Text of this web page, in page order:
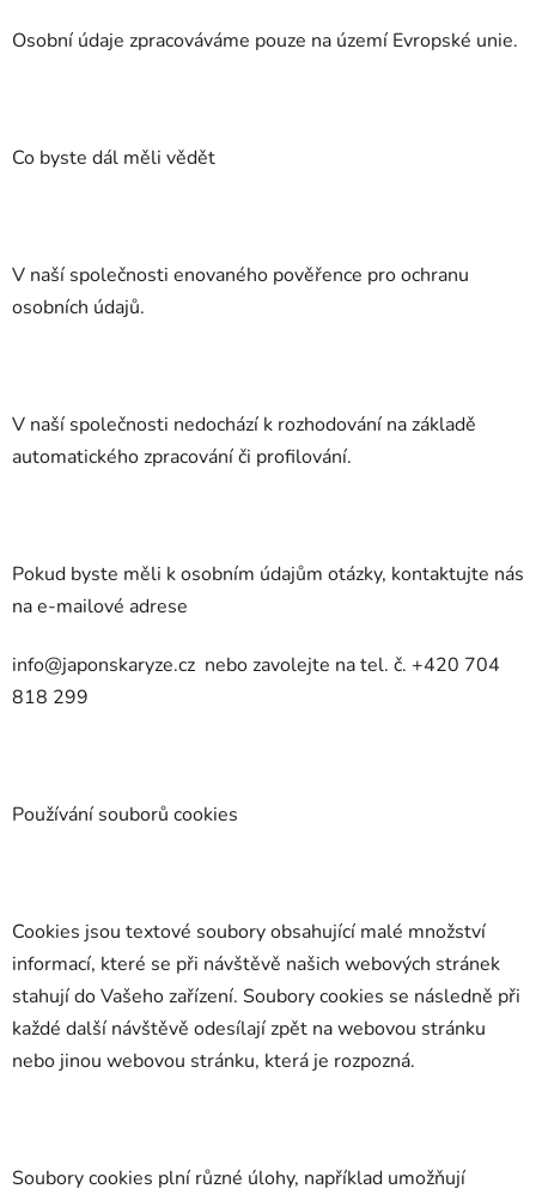
Osobní údaje zpracováváme pouze na území Evropské unie.
Co byste dál měli vědět
V naší společnosti enovaného pověřence pro ochranu
osobních údajů.
V naší společnosti nedochází k rozhodování na základě
automatického zpracování či profilování.
Pokud byste měli k osobním údajům otázky, kontaktujte nás
na e-mailové adrese
info@japonskaryze.cz nebo zavolejte na tel. č. +420 704
818 299
Používání souborů cookies
Cookies jsou textové soubory obsahující malé množství
informací, které se při návštěvě našich webových stránek
stahují do Vašeho zařízení. Soubory cookies se následně při
každé další návštěvě odesílají zpět na webovou stránku
nebo jinou webovou stránku, která je rozpozná.
Soubory cookies plní různé úlohy, například umožňují